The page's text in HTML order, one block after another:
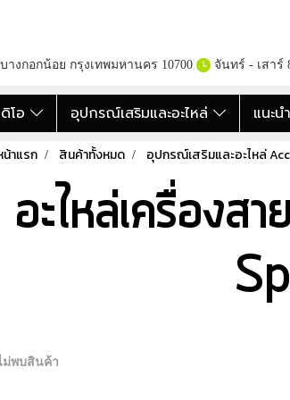
งกอกน้อย กรุงเทพมหานคร 10700 จันทร์ - เสาร์
ดิโอ อุปกรณ์เสริมและอะไหล่ แนะน
น้าแรก สินค้าทั้งหมด อุปกรณ์เสริมและอะไหล่
อะไหล่เครื่อง
ม่พบสินค้า